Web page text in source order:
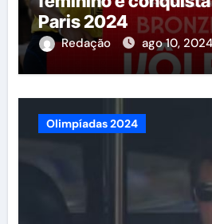
Paris 2024
Redação ago 10, 2024
Olimpíadas 2024